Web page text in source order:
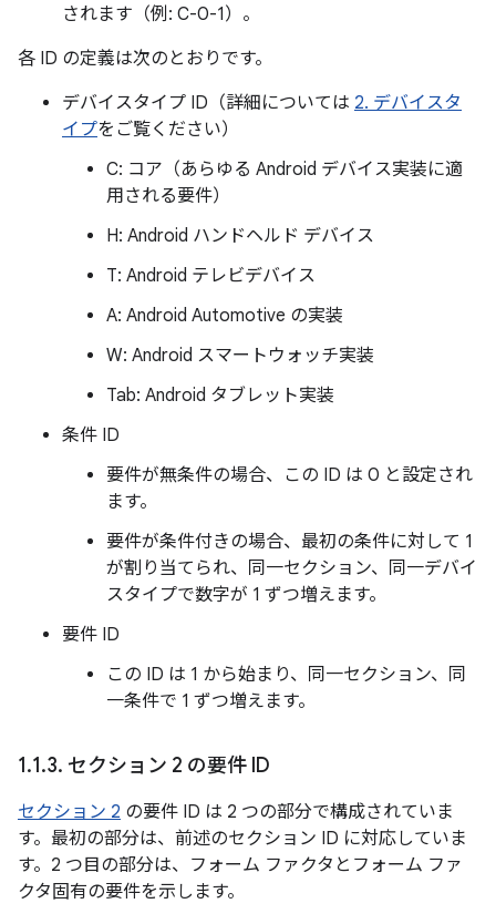
されます（例: C-0-1）。
各 ID の定義は次のとおりです。
デバイスタイプ ID（詳細については 2. デバイスタ
イプをご覧ください）
C: コア（あらゆる Android デバイス実装に適
用される要件）
H: Android ハンドヘルド デバイス
T: Android テレビデバイス
A: Android Automotive の実装
W: Android スマートウォッチ実装
Tab: Android タブレット実装
条件 ID
要件が無条件の場合、この ID は 0 と設定され
ます。
要件が条件付きの場合、最初の条件に対して 1
が割り当てられ、同一セクション、同一デバイ
スタイプで数字が 1 ずつ増えます。
要件 ID
この ID は 1 から始まり、同一セクション、同
一条件で 1 ずつ増えます。
1.1.3. セクション 2 の要件 ID
セクション 2 の要件 ID は 2 つの部分で構成されていま
す。最初の部分は、前述のセクション ID に対応していま
す。2 つ目の部分は、フォーム ファクタとフォーム ファ
クタ固有の要件を示します。